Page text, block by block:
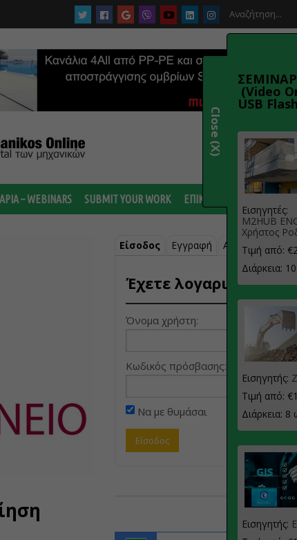

– WEBINARS SUBMIT YOUR WORK ΕΠΙΚΟΙΝΩΝΙΑ
Είσοδος Εγγραφή Ανάκτηση
Έχετε λογαριασμό;
Όνομα χρήστη:
Κωδικός πρόσβασης:
Να με θυμάσαι
(Video
USB
Εισηγητές:
M2HUB
Χρήστος
Τιμή από:
Διάρκεια:
Εισηγητής:
Τιμή από:
Διάρκεια: 8
Εισηγητής:
Close (X)